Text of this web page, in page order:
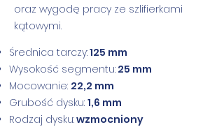
oraz wygodę pracy ze szlifierkami
kątowymi.
Średnica tarczy:125 mm
Wysokość segmentu: 25 mm
Mocowanie: 22,2 mm
Grubość dysku: 1,6 mm
Rodzaj dysku:wzmocniony